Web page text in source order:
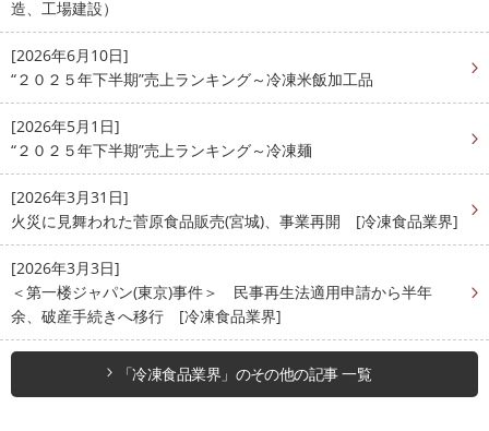
造、工場建設）
[2026年6月10日]
“２０２５年下半期”売上ランキング～冷凍米飯加工品
[2026年5月1日]
“２０２５年下半期”売上ランキング～冷凍麺
[2026年3月31日]
火災に見舞われた菅原食品販売(宮城)、事業再開 [冷凍食品業界]
[2026年3月3日]
＜第一楼ジャパン(東京)事件＞ 民事再生法適用申請から半年
余、破産手続きへ移行 [冷凍食品業界]
「冷凍食品業界」のその他の記事 一覧